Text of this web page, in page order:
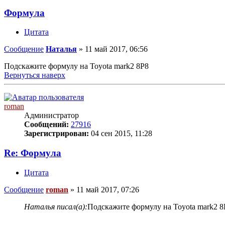
Формула
Цитата
Сообщение Наталья » 11 май 2017, 06:56
Подскажите формулу на Toyota mark2 8P8
Вернуться наверх
roman
Администратор
Сообщений: 27916
Зарегистрирован: 04 сен 2015, 11:28
Re: Формула
Цитата
Сообщение roman » 11 май 2017, 07:26
Наталья писал(а):Подскажите формулу на Toyota mark2